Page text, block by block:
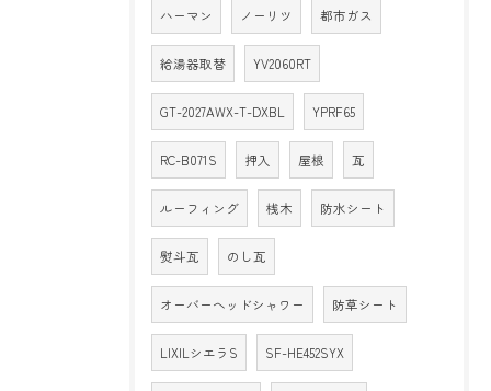
ハーマン ノーリツ 都市ガス
給湯器取替 YV2060RT
GT-2027AWX-T-DXBL YPRF65
RC-B071S 押入 屋根 瓦
ルーフィング 桟木 防水シート
熨斗瓦 のし瓦
オーバーヘッドシャワー 防草シート
LIXILシエラS SF-HE452SYX